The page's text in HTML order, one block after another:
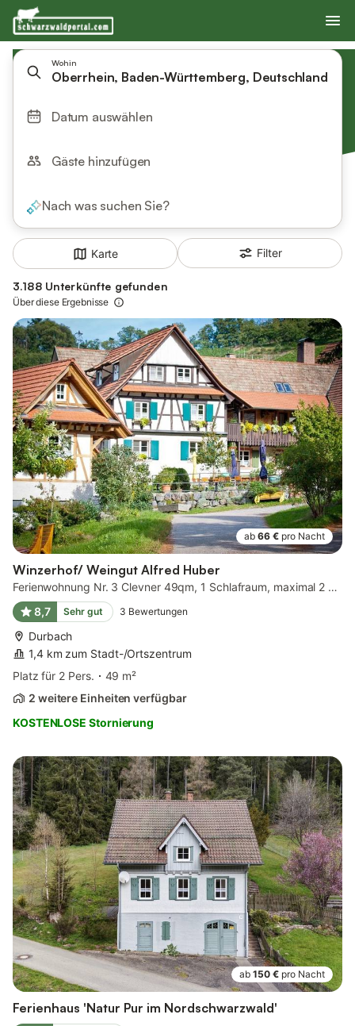
Wohin
Oberrhein, Baden-Württemberg, Deutschland
Datum auswählen
Gäste hinzufügen
Nach was suchen Sie?
Karte Filter
3.188 Unterkünfte gefunden
Über diese Ergebnisse
ab 66 € pro Nacht
Winzerhof/ Weingut Alfred Huber
Ferienwohnung Nr. 3 Clevner 49qm, 1 Schlafraum, maximal 2 Personen
8,7
Sehr gut 3 Bewertungen
Durbach
1,4 km zum Stadt-/Ortszentrum
Platz für 2 Pers.
49 m²
2 weitere Einheiten verfügbar
KOSTENLOSE Stornierung
ab 150 € pro Nacht
Ferienhaus 'Natur Pur im Nordschwarzwald'